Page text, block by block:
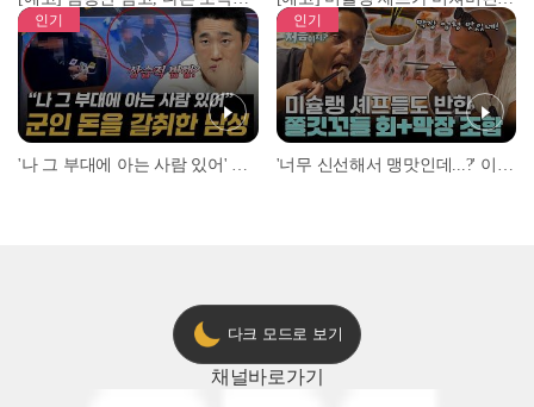
인기 인기
다크 모드로 보기
채널바로가기